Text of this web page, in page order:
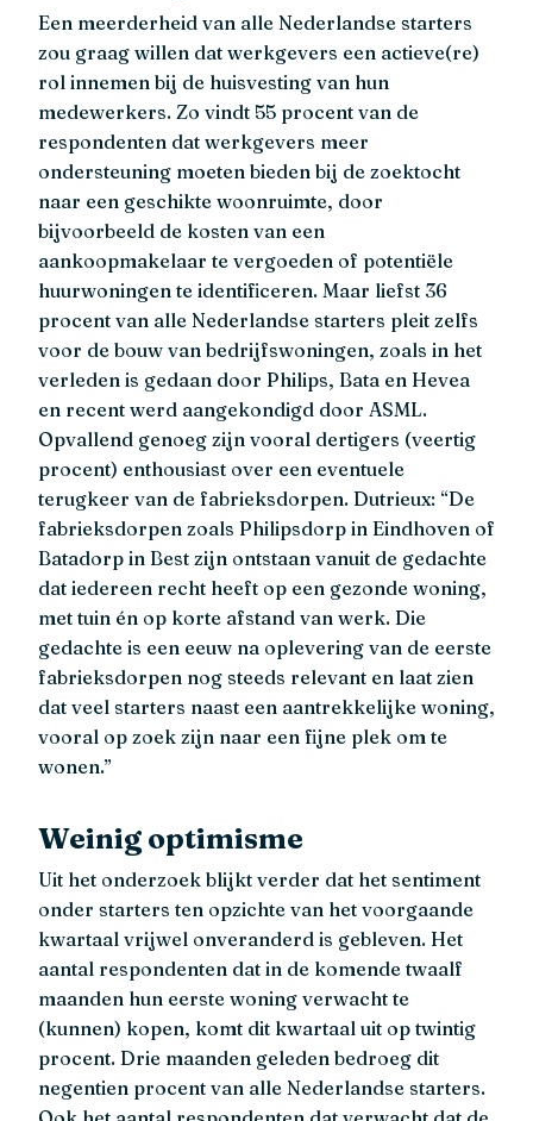
Een meerderheid van alle Nederlandse starters
zou graag willen dat werkgevers een actieve(re)
rol innemen bij de huisvesting van hun
medewerkers. Zo vindt 55 procent van de
respondenten dat werkgevers meer
ondersteuning moeten bieden bij de zoektocht
naar een geschikte woonruimte, door
bijvoorbeeld de kosten van een
aankoopmakelaar te vergoeden of potentiële
huurwoningen te identificeren. Maar liefst 36
procent van alle Nederlandse starters pleit zelfs
voor de bouw van bedrijfswoningen, zoals in het
verleden is gedaan door Philips, Bata en Hevea
en recent werd aangekondigd door ASML.
Opvallend genoeg zijn vooral dertigers (veertig
procent) enthousiast over een eventuele
terugkeer van de fabrieksdorpen. Dutrieux: “De
fabrieksdorpen zoals Philipsdorp in Eindhoven of
Batadorp in Best zijn ontstaan vanuit de gedachte
dat iedereen recht heeft op een gezonde woning,
met tuin én op korte afstand van werk. Die
gedachte is een eeuw na oplevering van de eerste
fabrieksdorpen nog steeds relevant en laat zien
dat veel starters naast een aantrekkelijke woning,
vooral op zoek zijn naar een fijne plek om te
wonen.”
Weinig optimisme
Uit het onderzoek blijkt verder dat het sentiment
onder starters ten opzichte van het voorgaande
kwartaal vrijwel onveranderd is gebleven. Het
aantal respondenten dat in de komende twaalf
maanden hun eerste woning verwacht te
(kunnen) kopen, komt dit kwartaal uit op twintig
procent. Drie maanden geleden bedroeg dit
negentien procent van alle Nederlandse starters.